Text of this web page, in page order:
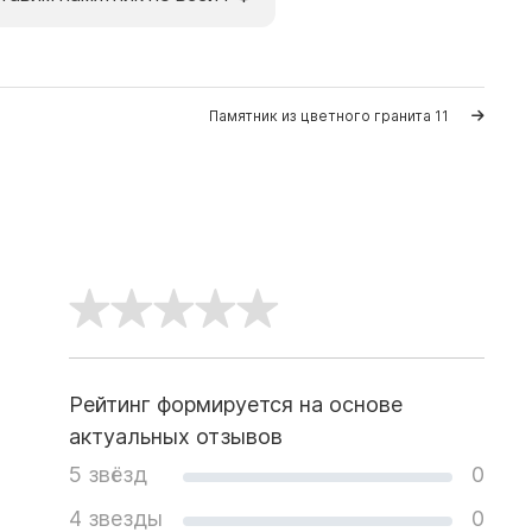
Памятник из цветного гранита 11
Рейтинг формируется на основе
актуальных отзывов
5 звёзд
0
4 звезды
0